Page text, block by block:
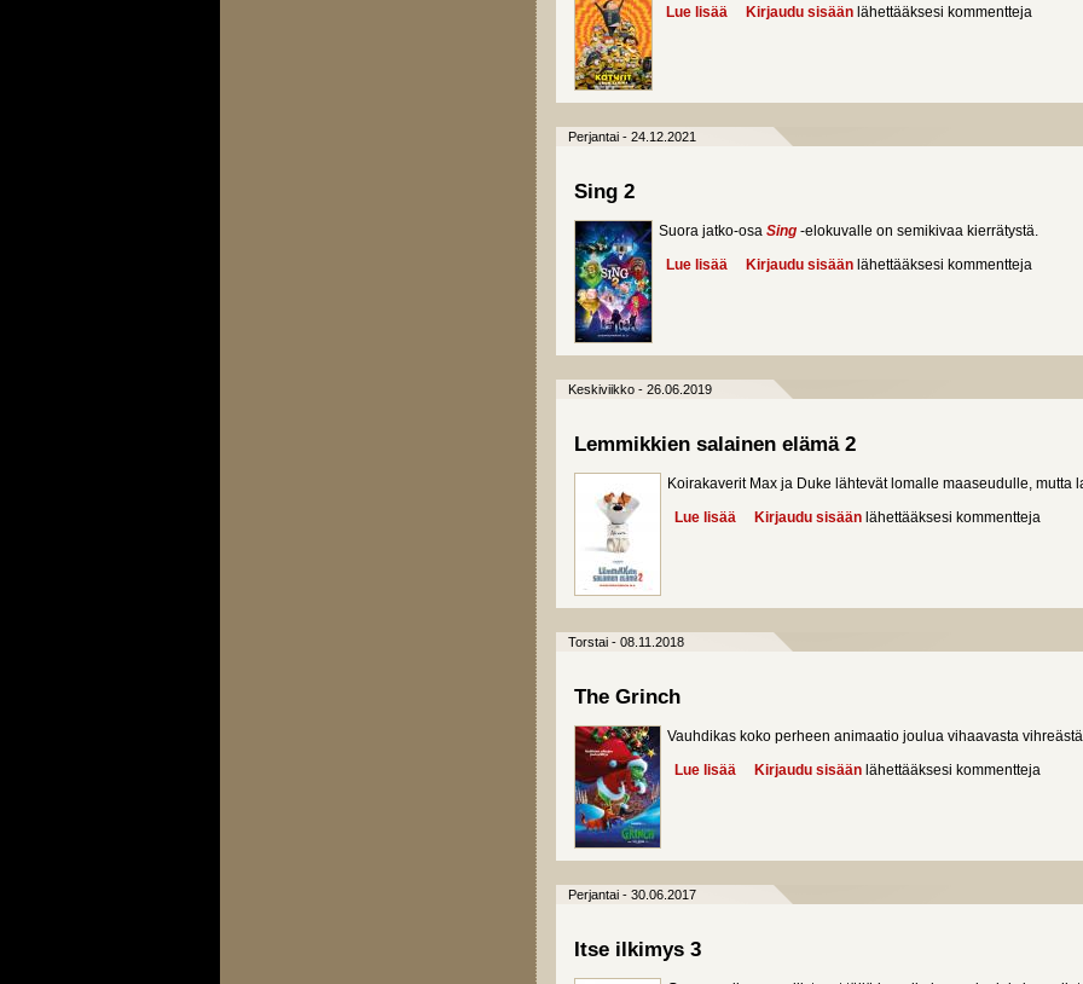
Lue lisää about Kätyrit: Grun tarina
Kirjaudu sisään lähettääksesi kommentteja
Perjantai - 24.12.2021
Sing 2
Suora jatko-osa Sing -elokuvalle on semikivaa kierrätystä.
Lue lisää about Sing 2
Kirjaudu sisään lähettääksesi kommentteja
Keskiviikko - 26.06.2019
Lemmikkien salainen elämä 2
Koirakaverit Max ja Duke lähtevät lomalle maaseudulle,
Lue lisää about Lemmikkien salainen elämä 2
Kirjaudu sisään lähettääksesi kommentteja
Torstai - 08.11.2018
The Grinch
Vauhdikas koko perheen animaatio joulua vihaavasta
Lue lisää about The Grinch
Kirjaudu sisään lähettääksesi kommentteja
Perjantai - 30.06.2017
Itse ilkimys 3